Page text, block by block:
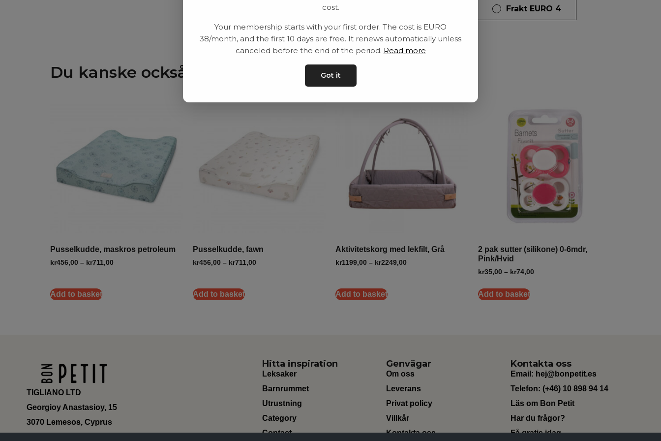
Frakt EURO 4
Du kanske också gillar
Pusselkudde, maskros petroleum
kr456,00 – kr711,00
Add to basket
Pusselkudde, fawn
kr456,00 – kr711,00
Add to basket
Aktivitetskorg med lekfilt, Grå
kr1199,00 – kr2249,00
Add to basket
2 pak sutter (silikone) 0-6mdr,
Pink/Hvid
kr35,00 – kr74,00
Add to basket
TIGLIANO LTD
Georgioy Anastasioy, 15
3070 Lemesos, Cyprus
Hitta inspiration
Leksaker
Barnrummet
Utrustning
Category
Contact
Genvägar
Om oss
Leverans
Privat policy
Villkår
Kontakta oss
Kontakta oss
Email: hej@bonpetit.es
Telefon: (+46) 10 898 94 14
Läs om Bon Petit
Har du frågor?
Få gratis idag
cost.
Your membership starts with your first order. The cost is EURO
38/month, and the first 10 days are free. It renews automatically unless
canceled before the end of the period. Read more
Got it